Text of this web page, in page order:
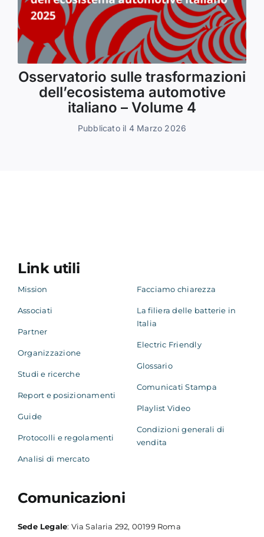
Osservatorio sulle trasformazioni
dell’ecosistema automotive
italiano – Volume 4
Pubblicato il 4 Marzo 2026
Link utili
Mission
Associati
Partner
Organizzazione
Studi e ricerche
Report e posizionamenti
Guide
Protocolli e regolamenti
Analisi di mercato
Facciamo chiarezza
La filiera delle batterie in
Italia
Electric Friendly
Glossario
Comunicati Stampa
Playlist Video
Condizioni generali di
vendita
Comunicazioni
Sede Legale: Via Salaria 292, 00199 Roma